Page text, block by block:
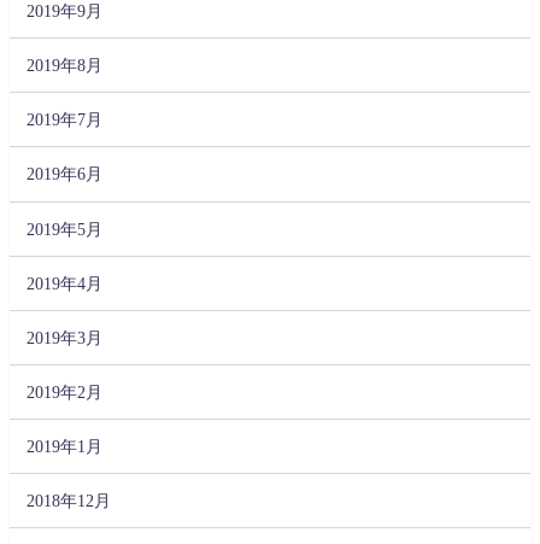
2019年9月
2019年8月
2019年7月
2019年6月
2019年5月
2019年4月
2019年3月
2019年2月
2019年1月
2018年12月